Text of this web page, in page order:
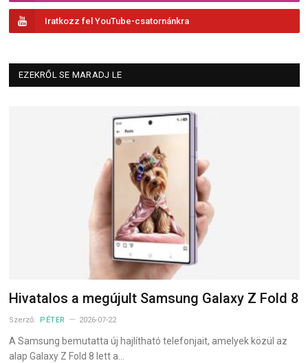
Iratkozz fel YouTube-csatornánkra
EZEKRŐL SE MARADJ LE
Hivatalos a megújult Samsung Galaxy Z Fold 8
Szerző: PÉTER 2026-07-22
A Samsung bemutatta új hajlítható telefonjait, amelyek közül az
alap Galaxy Z Fold 8 lett a…